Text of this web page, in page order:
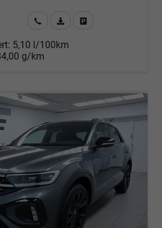
Wir rufen Sie anFahrzeugexposé (PDF)
5,10 l/100km
g/km